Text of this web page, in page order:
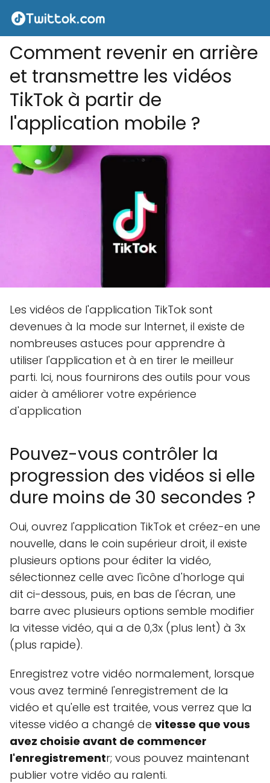
Comment revenir en arrière
et transmettre les vidéos
TikTok à partir de
l'application mobile ?
Les vidéos de l'application TikTok sont
devenues à la mode sur Internet, il existe de
nombreuses astuces pour apprendre à
utiliser l'application et à en tirer le meilleur
parti. Ici, nous fournirons des outils pour vous
aider à améliorer votre expérience
d'application
Pouvez-vous contrôler la
progression des vidéos si elle
dure moins de 30 secondes ?
Oui, ouvrez l'application TikTok et créez-en une
nouvelle, dans le coin supérieur droit, il existe
plusieurs options pour éditer la vidéo,
sélectionnez celle avec l'icône d'horloge qui
dit ci-dessous, puis, en bas de l'écran, une
barre avec plusieurs options semble modifier
la vitesse vidéo, qui a de 0,3x (plus lent) à 3x
(plus rapide).
Enregistrez votre vidéo normalement, lorsque
vous avez terminé l'enregistrement de la
vidéo et qu'elle est traitée, vous verrez que la
vitesse vidéo a changé de vitesse que vous
avez choisie avant de commencer
l'enregistrementr; vous pouvez maintenant
publier votre vidéo au ralenti.